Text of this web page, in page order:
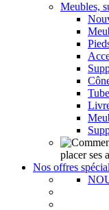
Meubles,
placer ses
Nos offres